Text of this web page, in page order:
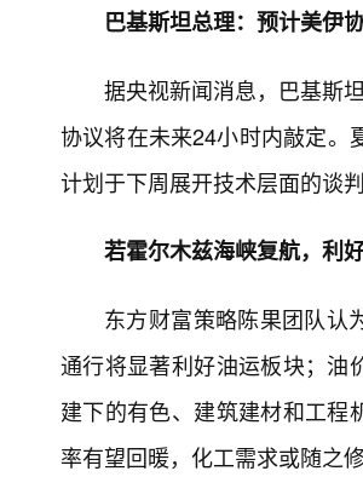
巴基斯坦总理：预计美伊
据央视新闻消息，巴基斯
协议将在未来24小时内敲定。
计划于下周展开技术层面的谈判
若霍尔木兹海峡复航，利
东方财富策略陈果团队认
通行将显著利好油运板块；油
建下的有色、建筑建材和工程
率有望回暖，化工需求或随之